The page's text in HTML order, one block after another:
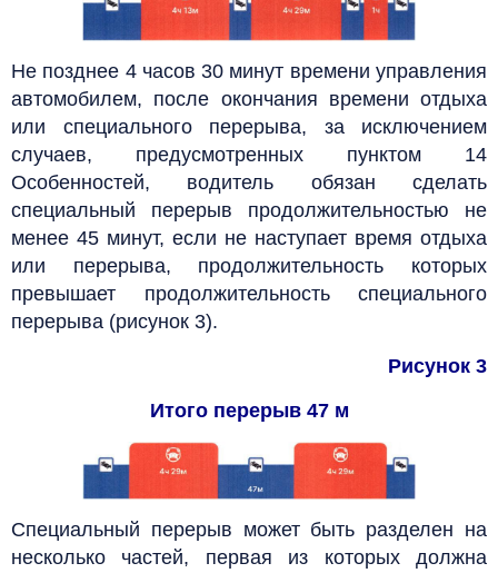
Не позднее 4 часов 30 минут времени управления
автомобилем, после окончания времени отдыха
или специального перерыва, за исключением
случаев, предусмотренных пунктом 14
Особенностей, водитель обязан сделать
специальный перерыв продолжительностью не
менее 45 минут, если не наступает время отдыха
или перерыва, продолжительность которых
превышает продолжительность специального
перерыва (рисунок 3).
Рисунок 3
Итого перерыв 47 м
Специальный перерыв может быть разделен на
несколько частей, первая из которых должна